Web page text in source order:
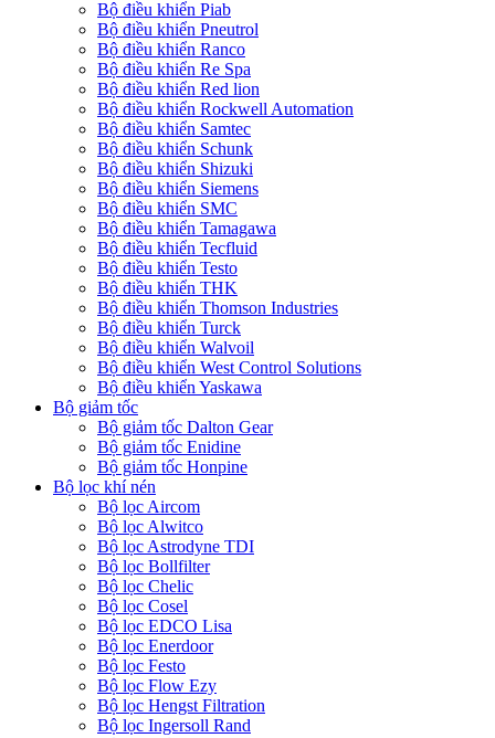
Bộ điều khiển Piab
Bộ điều khiển Pneutrol
Bộ điều khiển Ranco
Bộ điều khiển Re Spa
Bộ điều khiển Red lion
Bộ điều khiển Rockwell Automation
Bộ điều khiển Samtec
Bộ điều khiển Schunk
Bộ điều khiển Shizuki
Bộ điều khiển Siemens
Bộ điều khiển SMC
Bộ điều khiển Tamagawa
Bộ điều khiển Tecfluid
Bộ điều khiển Testo
Bộ điều khiển THK
Bộ điều khiển Thomson Industries
Bộ điều khiển Turck
Bộ điều khiển Walvoil
Bộ điều khiển West Control Solutions
Bộ điều khiển Yaskawa
Bộ giảm tốc
Bộ giảm tốc Dalton Gear
Bộ giảm tốc Enidine
Bộ giảm tốc Honpine
Bộ lọc khí nén
Bộ lọc Aircom
Bộ lọc Alwitco
Bộ lọc Astrodyne TDI
Bộ lọc Bollfilter
Bộ lọc Chelic
Bộ lọc Cosel
Bộ lọc EDCO Lisa
Bộ lọc Enerdoor
Bộ lọc Festo
Bộ lọc Flow Ezy
Bộ lọc Hengst Filtration
Bộ lọc Ingersoll Rand